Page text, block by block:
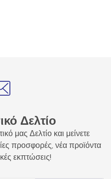
Δελτίο
μας Δελτίο και μείνετε
προσφορές, νέα προϊόντα
εκπτώσεις!